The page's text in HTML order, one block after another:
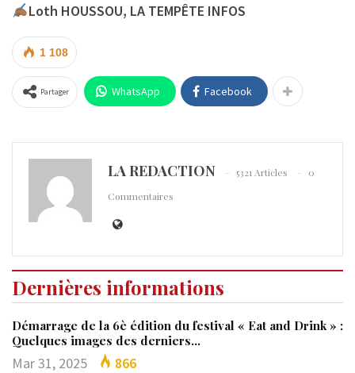
Loth HOUSSOU, LA TEMPÊTE INFOS
1 108
Partager WhatsApp Facebook
LA REDACTION 5321 Articles
0
Commentaires
Dernières informations
Démarrage de la 6è édition du festival « Eat and Drink » :
Quelques images des derniers…
Mar 31, 2025 866